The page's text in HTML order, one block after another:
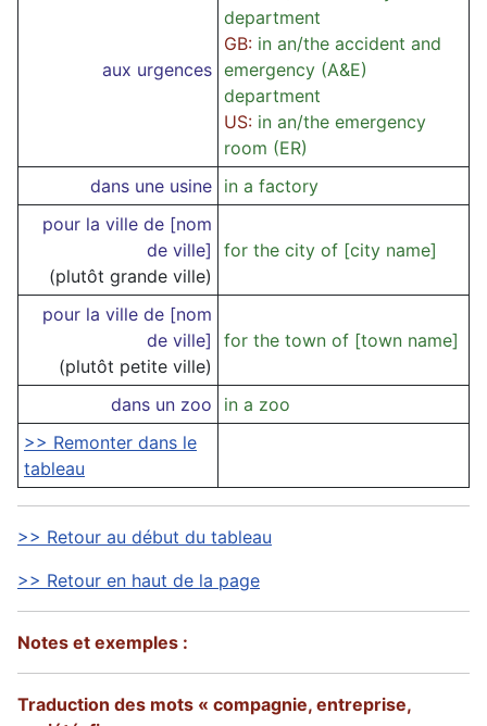
aux urgences
department
GB: in an/the accident and
emergency (A&E)
department
US: in an/the emergency
room (ER)
dans une usine in a factory
pour la ville de [nom
de ville]
(plutôt grande ville)
for the city of [city name]
pour la ville de [nom
de ville]
(plutôt petite ville)
for the town of [town name]
dans un zoo
in a zoo
>> Remonter dans le
tableau
>> Retour au début du tableau
>> Retour en haut de la page
Notes et exemples :
Traduction des mots « compagnie, entreprise,